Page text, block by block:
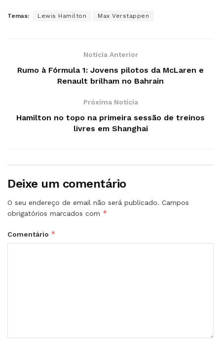
Temas: Lewis Hamilton Max Verstappen
Notícia Anterior
Rumo à Fórmula 1: Jovens pilotos da McLaren e
Renault brilham no Bahrain
Próxima Notícia
Hamilton no topo na primeira sessão de treinos
livres em Shanghai
Deixe um comentário
O seu endereço de email não será publicado. Campos
obrigatórios marcados com *
Comentário *